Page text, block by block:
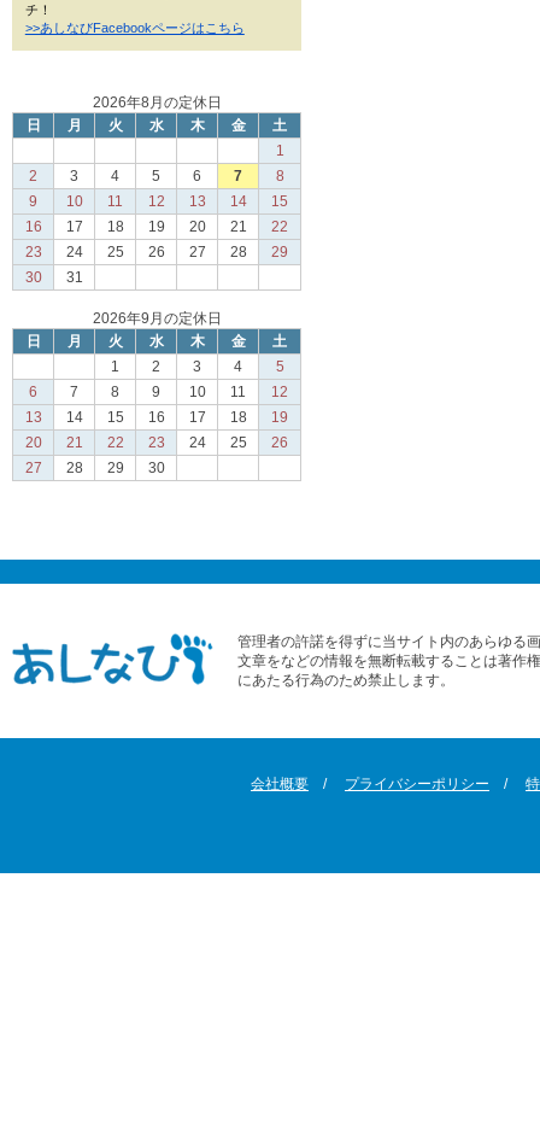
チ！
>>あしなびFacebookページはこちら
2026年8月の定休日
日
月 火 水 木 金
土
1
2
3 4 5 6 7
8
9
10 11 12 13 14
15
16
17 18 19 20 21
22
23
24 25 26 27 28
29
30
31
2026年9月の定休日
日
月 火 水 木 金
土
1
2 3 4
5
6
7 8 9 10 11
12
13
14 15 16 17 18
19
20
21 22 23 24 25
26
27
28 29 30
管理者の許諾を得ずに当サイト内のあらゆる
文章をなどの情報を無断転載することは著作
にあたる行為のため禁止します。
会社概要 プライバシーポリシー